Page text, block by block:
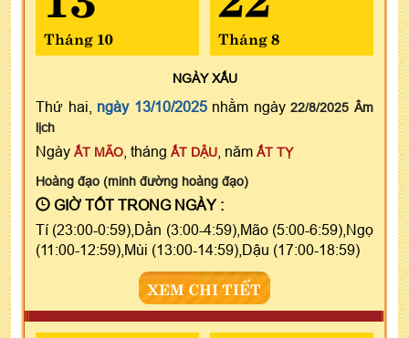
Tháng 10 Tháng 8
NGÀYXẤU
Thứ hai, ngày 13/10/2025nhằm ngày22/8/2025 Âm
lịch
Ngày ẤT MÃO , tháng ẤT DẬU , năm ẤT TỴ
Hoàng đạo (minh đường hoàng đạo)
GIỜ TỐT TRONG NGÀY :
Tí (23:00-0:59),Dần (3:00-4:59),Mão (5:00-6:59),Ngọ
(11:00-12:59),Mùi (13:00-14:59),Dậu (17:00-18:59)
XEM CHI TIẾT